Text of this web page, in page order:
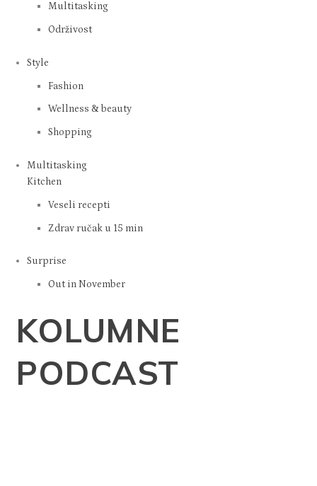
Multitasking
Održivost
Style
Fashion
Wellness & beauty
Shopping
Multitasking
Kitchen
Veseli recepti
Zdrav ručak u 15 min
Surprise
Out in November
KOLUMNE
PODCAST